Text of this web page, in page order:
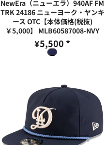
NewEra（ニューエラ）940AF FM
TRK 24186 ニューヨーク・ヤンキ
ース OTC【本体価格(税抜)
￥5,000】
MLB60587008-NVY
¥5,500 *